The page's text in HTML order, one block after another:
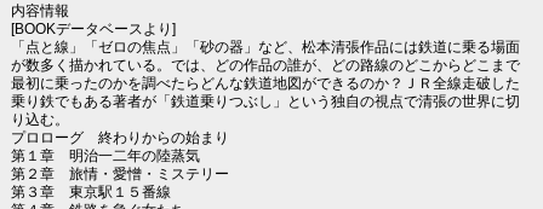
内容情報
[BOOKデータベースより]
「点と線」「ゼロの焦点」「砂の器」など、松本清張作品には鉄道に乗る場面
が数多く描かれている。では、どの作品の誰が、どの路線のどこからどこまで
最初に乗ったのかを調べたらどんな鉄道地図ができるのか？ＪＲ全線走破した
乗り鉄でもある著者が「鉄道乗りつぶし」という独自の視点で清張の世界に切
り込む。
プロローグ 終わりからの始まり
第１章 明治一二年の陸蒸気
第２章 旅情・愛憎・ミステリー
第３章 東京駅１５番線